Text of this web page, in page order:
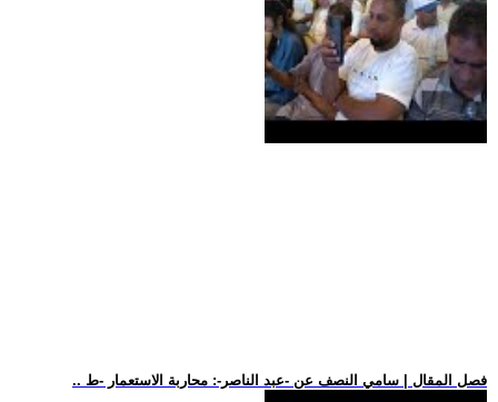
.. فصل المقال | سامي النصف عن -عبد الناصر-: محاربة الاستعمار -ط